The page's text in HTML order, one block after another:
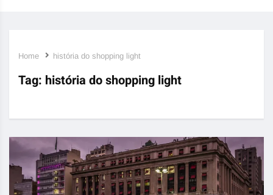
Home história do shopping light
Tag: história do shopping light